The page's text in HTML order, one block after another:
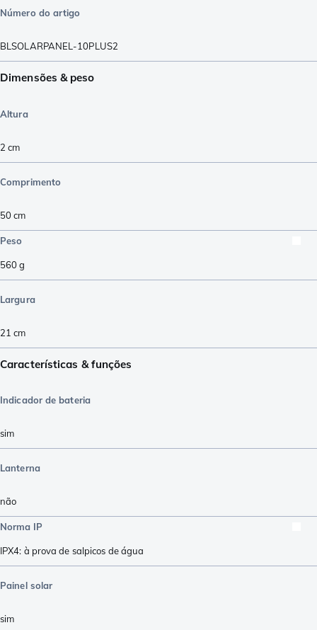
Número do artigo
BLSOLARPANEL-10PLUS2
Dimensões & peso
Altura
2 cm
Comprimento
50cm
Peso
560g
Largura
21 cm
Características & funções
Indicador de bateria
sim
Lanterna
não
Norma IP
IPX4: à prova de salpicos de água
Painel solar
sim